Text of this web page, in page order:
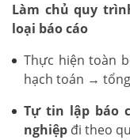
Làm chủ quy
loại báo cáo
Thực hiện toàn
hạch toán →
Tự tin lập báo
nghiệp đi theo